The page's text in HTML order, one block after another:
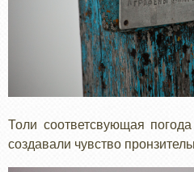
Толи соответсвующая
создавали чувство